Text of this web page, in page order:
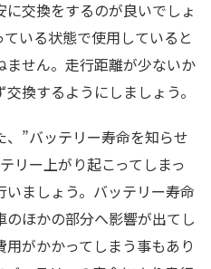
交換をするのが良いでしょ
いる状態で使用していると
せん。走行距離が少ないか
換するようにしましょう。
”バッテリー寿命を知らせ
リー上がり起こってしまっ
ましょう。バッテリー寿命
ほかの部分へ影響が出てし
がかかってしまう事もあり